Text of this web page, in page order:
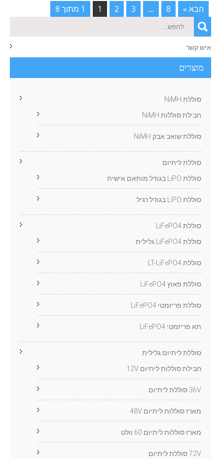
1 מתוך 8 1 2 3 ... 8 הבא »
איש קשר
מוצרים
סוללת NiMH
חבילת סוללות NiMH
סוללת שואב אבק NiMH
סוללת ליתיום
סוללת LiPO בגודל מותאם אישית
סוללת LiPO בגודל רגיל
סוללת LiFePO4
סוללת LiFePO4 גלילית
סוללת LT-LiFePO4
סוללת פאוץ LiFePO4
סוללת פריזמטי LiFePO4
תא פריזמטי LiFePO4
סוללת ליתיום גלילית
חבילת סוללות ליתיום 12V
36V סוללת ליתיום
מארז סוללות ליתיום 48V
מארז סוללות ליתיום 60 וולט
72V סוללת ליתיום